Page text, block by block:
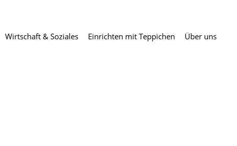
Wirtschaft & Soziales Einrichten mit Teppichen Über uns